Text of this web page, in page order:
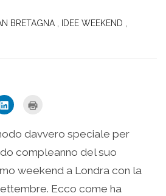
BRETAGNA IDEE WEEKEND
Fai
clic
condividere
su
(Si
in
una
nuova
finestra)
stampare
(Si
apre
in
una
nuova
finestra)
davvero speciale per
compleanno del suo
weekend a Londra con la
Ecco come ha